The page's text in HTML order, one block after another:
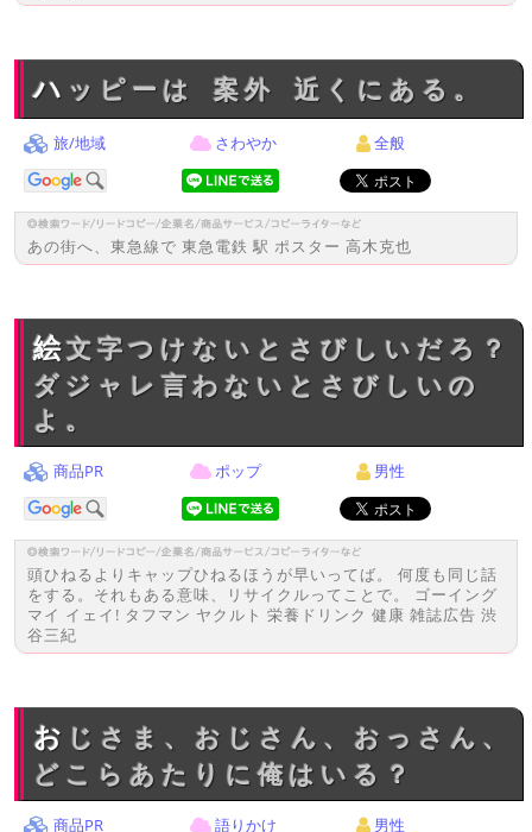
ハッピーは 案外 近くにある。
旅/地域 さわやか 全般
あの街へ、東急線で 東急電鉄 駅 ポスター 高木克也
絵文字つけないとさびしいだろ？
ダジャレ言わないとさびしいの
よ。
商品PR ポップ 男性
頭ひねるよりキャップひねるほうが早いってば。 何度も同じ話
をする。それもある意味、リサイクルってことで。 ゴーイング
マイ イェイ! タフマン ヤクルト 栄養ドリンク 健康 雑誌広告 渋
谷三紀
おじさま、おじさん、おっさん、
どこらあたりに俺はいる？
商品PR 語りかけ 男性